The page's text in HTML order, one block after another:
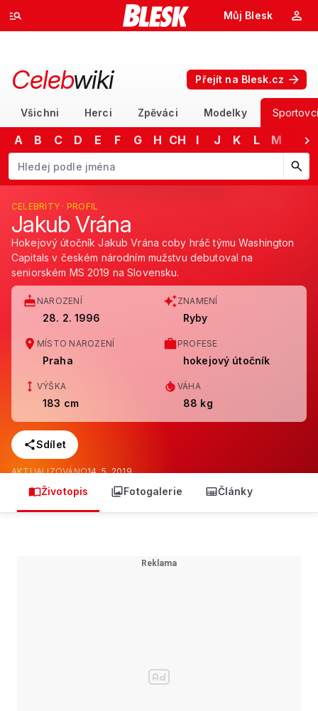
Můj Blesk
Celebwiki Přejít na Blesk.cz
Všichni Herci Zpěváci Modelky Sportovci
A B C D E F G H CH I J K L M
Začněte psát jméno. Šipkami dolů a nahoru procházejte návrhy,
CELEBRITY · PROFIL
Jakub Vrána
Hokejový útočník Jakub Vrána coby hráč týmu Washington
Capitals v českém národním mužstvu debutoval na
seniorském MS 2019 na Slovensku.
NAROZENÍ
28. 2. 1996
ZNAMENÍ
Ryby
MÍSTO NAROZENÍ
Praha
PROFESE
hokejový útočník
VÝŠKA
183 cm
VÁHA
88 kg
Sdílet
AKTUALIZOVÁNO14. 5. 2019
Životopis Fotogalerie Články